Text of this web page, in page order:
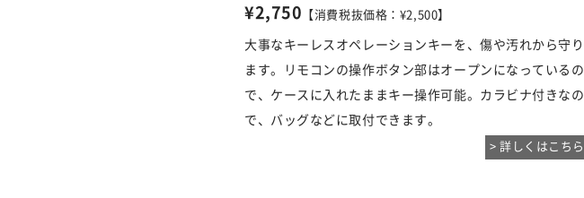
¥2,750 【消費税抜価格：¥2,500】
大事なキーレスオペレーションキーを、傷や汚れから守り
ます。リモコンの操作ボタン部はオープンになっているの
で、ケースに入れたままキー操作可能。カラビナ付きなの
で、バッグなどに取付できます。
> 詳しくはこちら